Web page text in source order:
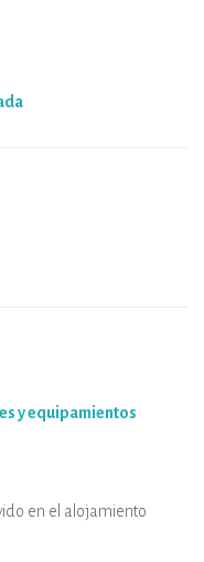
y equipamientos
en el alojamiento